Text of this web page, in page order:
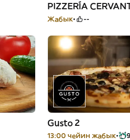
PIZZERÍA
Жабык --
Gusto 2
13:00 чейин жабык